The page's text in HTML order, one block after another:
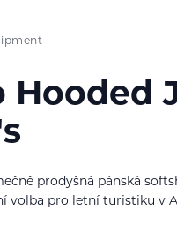
Hooded
prodyšná pánská
volba pro letní turistiku v